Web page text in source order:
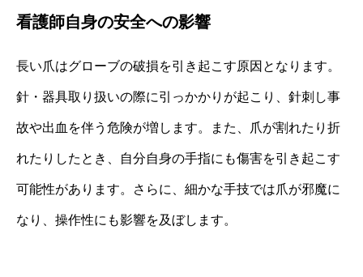
看護師自身の安全への影響
長い爪はグローブの破損を引き起こす原因となります。
針・器具取り扱いの際に引っかかりが起こり、針刺し事
故や出血を伴う危険が増します。また、爪が割れたり折
れたりしたとき、自分自身の手指にも傷害を引き起こす
可能性があります。さらに、細かな手技では爪が邪魔に
なり、操作性にも影響を及ぼします。